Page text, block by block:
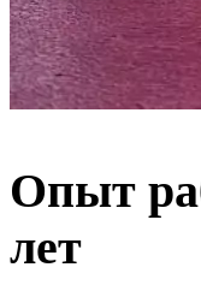
Опыт
лет